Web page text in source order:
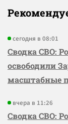
сегодня в 08:01
Сводка СВО:
освободили
масштабные
вчера в 11:26
Сводка СВО: